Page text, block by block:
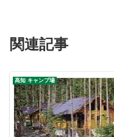
関連記事
高知 キャンプ場